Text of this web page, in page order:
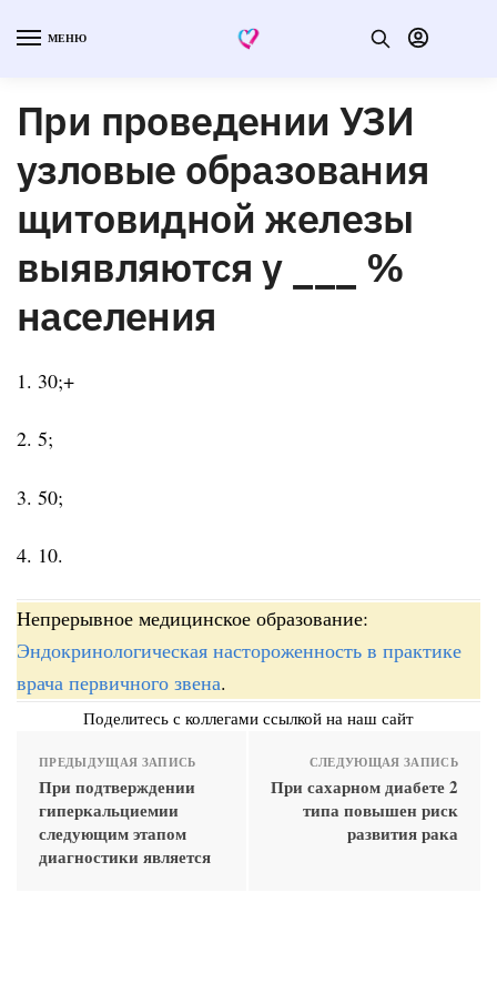
МЕНЮ
При проведении УЗИ
узловые образования
щитовидной железы
выявляются у ___ %
населения
1. 30;+
2. 5;
3. 50;
4. 10.
Непрерывное медицинское образование:
Эндокринологическая настороженность в практике
врача первичного звена.
Поделитесь с коллегами ссылкой на наш сайт
ПРЕДЫДУЩАЯ ЗАПИСЬ
При подтверждении
гиперкальциемии
следующим этапом
диагностики является
СЛЕДУЮЩАЯ ЗАПИСЬ
При сахарном диабете 2
типа повышен риск
развития рака